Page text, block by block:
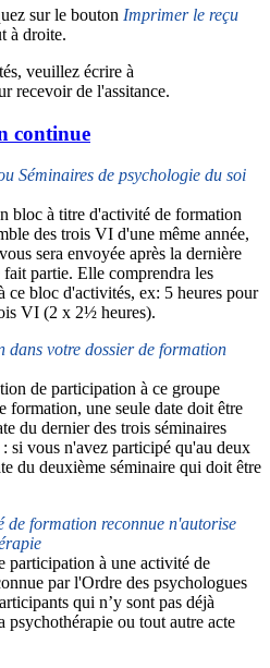
sur le bouton Imprimer le reçu
à droite.
veuillez écrire à
recevoir de l'assitance.
continue
Séminaires de psychologie du soi
bloc à titre d'activité de formation
des trois VI d'une même année,
sera envoyée après la dernière
partie. Elle comprendra les
ce bloc d'activités, ex: 5 heures pour
VI (2 x 2½ heures).
dans votre dossier de formation
de participation à ce groupe
formation, une seule date doit être
du dernier des trois séminaires
si vous n'avez participé qu'au deux
du deuxième séminaire qui doit être
formation reconnue n'autorise
participation à une activité de
par l'Ordre des psychologues
qui n’y sont pas déjà
ou tout autre acte